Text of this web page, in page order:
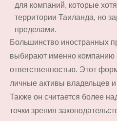
для компаний, которые
территории Таиланда, но
пределами.
Большинство иностранных
выбирают именно компанию
ответственностью. Этот
личные активы владельцев
Также он считается более
точки зрения